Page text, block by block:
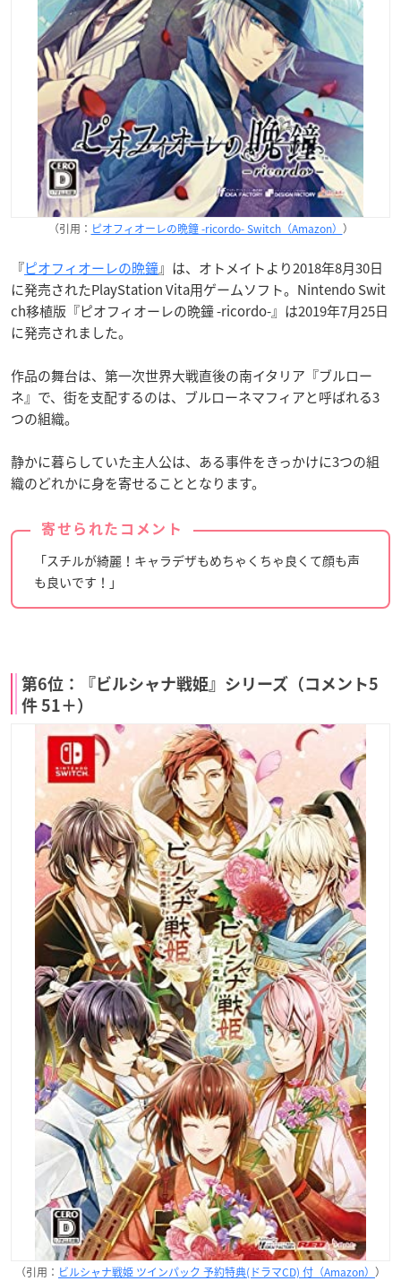
（引用： ピオフィオーレの晩鐘 -ricordo- Switch（Amazon） ）
『ピオフィオーレの晩鐘』は、オトメイトより2018年8月30日
に発売されたPlayStation Vita用ゲームソフト。Nintendo Swit
ch移植版『ピオフィオーレの晩鐘 -ricordo-』は2019年7月25日
に発売されました。
作品の舞台は、第一次世界大戦直後の南イタリア『ブルロー
ネ』で、街を支配するのは、ブルローネマフィアと呼ばれる3
つの組織。
静かに暮らしていた主人公は、ある事件をきっかけに3つの組
織のどれかに身を寄せることとなります。
寄せられたコメント
「スチルが綺麗！キャラデザもめちゃくちゃ良くて顔も声
も良いです！」
第6位：『ビルシャナ戦姫』シリーズ（コメント5
件 51＋）
（引用： ビルシャナ戦姫 ツインパック 予約特典(ドラマCD) 付（Amazon） ）